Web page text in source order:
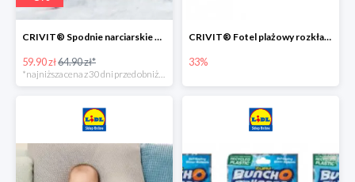
CRIVIT® Spodnie narciarskie dziewczęce
59.90 zł64.90 zł*
*najniższa cena z 30 dni przed obniżką
CRIVIT® Fotel plażowy rozkładany / Brodzik dziecięcy
33%